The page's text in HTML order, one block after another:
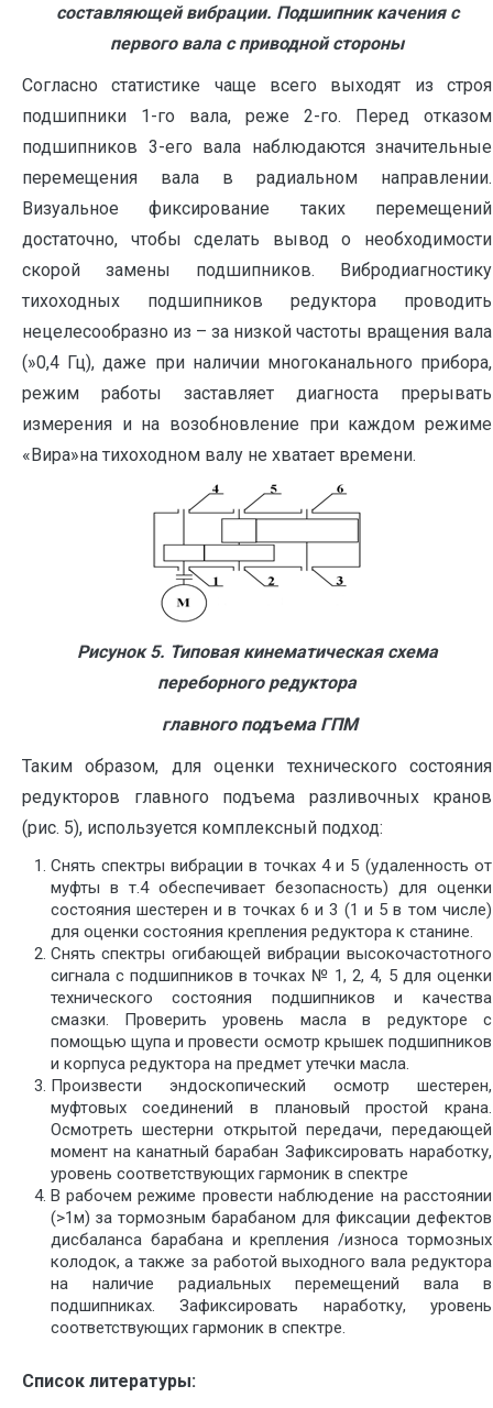
составляющей вибрации. Подшипник качения с
первого вала с приводной стороны
Согласно статистике чаще всего выходят из строя
подшипники 1-го вала, реже 2-го. Перед отказом
подшипников 3-его вала наблюдаются значительные
перемещения вала в радиальном направлении.
Визуальное фиксирование таких перемещений
достаточно, чтобы сделать вывод о необходимости
скорой замены подшипников. Вибродиагностику
тихоходных подшипников редуктора проводить
нецелесообразно из – за низкой частоты вращения вала
(»0,4 Гц), даже при наличии многоканального прибора,
режим работы заставляет диагноста прерывать
измерения и на возобновление при каждом режиме
«Вира»на тихоходном валу не хватает времени.
Рисунок 5. Типовая кинематическая схема
переборного редуктора
главного подъема ГПМ
Таким образом, для оценки технического состояния
редукторов главного подъема разливочных кранов
(рис. 5), используется комплексный подход:
Снять спектры вибрации в точках 4 и 5 (удаленность от
муфты в т.4 обеспечивает безопасность) для оценки
состояния шестерен и в точках 6 и 3 (1 и 5 в том числе)
для оценки состояния крепления редуктора к станине.
Снять спектры огибающей вибрации высокочастотного
сигнала с подшипников в точках № 1, 2, 4, 5 для оценки
технического состояния подшипников и качества
смазки. Проверить уровень масла в редукторе с
помощью щупа и провести осмотр крышек подшипников
и корпуса редуктора на предмет утечки масла.
Произвести эндоскопический осмотр шестерен,
муфтовых соединений в плановый простой крана.
Осмотреть шестерни открытой передачи, передающей
момент на канатный барабан Зафиксировать наработку,
уровень соответствующих гармоник в спектре
В рабочем режиме провести наблюдение на расстоянии
(>1м) за тормозным барабаном для фиксации дефектов
дисбаланса барабана и крепления /износа тормозных
колодок, а также за работой выходного вала редуктора
на наличие радиальных перемещений вала в
подшипниках. Зафиксировать наработку, уровень
соответствующих гармоник в спектре.
Список литературы: